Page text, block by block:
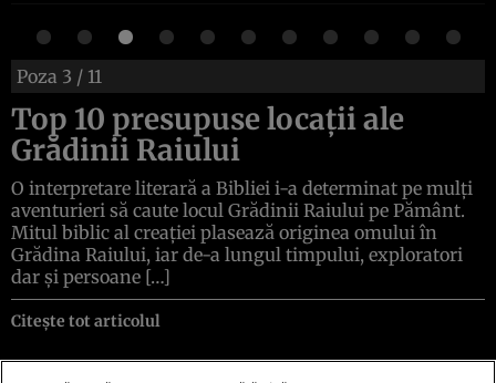
Poza 3 / 11
Top 10 presupuse locații ale
Grădinii Raiului
O interpretare literară a Bibliei i-a determinat pe mulți
aventurieri să caute locul Grădinii Raiului pe Pământ.
Mitul biblic al creației plasează originea omului în
Grădina Raiului, iar de-a lungul timpului, exploratori
dar și persoane […]
Citește tot articolul